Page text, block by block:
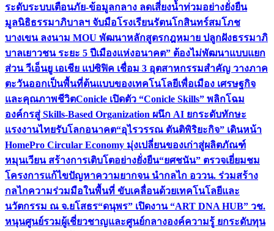
ระดับระบบเตือนภัย-ข้อมูลกลาง ลดเสี่ยงน้ำท่วมอย่างยั่งยืน
มูลนิธิธรรมาภิบาลฯ จับมือโรงเรียนรัตนโกสินทร์สมโภช
บางเขน ลงนาม MOU พัฒนาหลักสูตรกฎหมาย ปลูกฝังธรรมาภิ
บาลเยาวชน ระยะ 5 ปีเมืองแห่งอนาคต” ต้องไม่พัฒนาแบบแยก
ส่วน วีเอ็นยู เอเชีย แปซิฟิค เชื่อม 3 อุตสาหกรรมสำคัญ วางภาค
ตะวันออกเป็นพื้นที่ต้นแบบของเทคโนโลยีเพื่อเมือง เศรษฐกิจ
และคุณภาพชีวิตConicle เปิดตัว “Conicle Skills” พลิกโฉม
องค์กรสู่ Skills-Based Organization ผนึก AI ยกระดับทักษะ
แรงงานไทยรับโลกอนาคต“อุไรวรรณ ตันติพิริยะกิจ” เดินหน้า
HomePro Circular Economy มุ่งเปลี่ยนของเก่าสู่ผลิตภัณฑ์
หมุนเวียน สร้างการเติบโตอย่างยั่งยืน“ยศชนัน” ตรวจเยี่ยมชม
โครงการแก้ไขปัญหาความยากจน นำกลไก อววน. ร่วมสร้าง
กลไกความร่วมมือในพื้นที่ ขับเคลื่อนด้วยเทคโนโลยีและ
นวัตกรรม ณ จ.ยโสธร“ดนุพร” เปิดงาน “ART DNA HUB” วช.
หนุนศูนย์รวมผู้เชี่ยวชาญและศูนย์กลางองค์ความรู้ ยกระดับทุน